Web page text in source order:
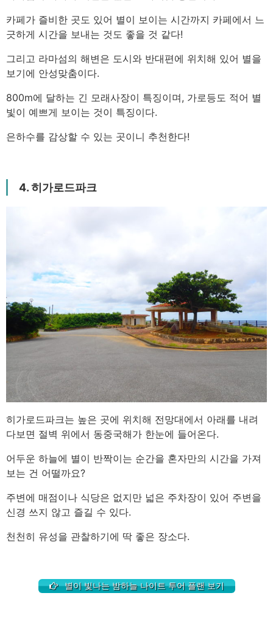
카페가 즐비한 곳도 있어 별이 보이는 시간까지 카페에서 느
긋하게 시간을 보내는 것도 좋을 것 같다!
그리고 라마섬의 해변은 도시와 반대편에 위치해 있어 별을
보기에 안성맞춤이다.
800m에 달하는 긴 모래사장이 특징이며, 가로등도 적어 별
빛이 예쁘게 보이는 것이 특징이다.
은하수를 감상할 수 있는 곳이니 추천한다!
4. 히가로드파크
히가로드파크는 높은 곳에 위치해 전망대에서 아래를 내려
다보면 절벽 위에서 동중국해가 한눈에 들어온다.
어두운 하늘에 별이 반짝이는 순간을 혼자만의 시간을 가져
보는 건 어떨까요?
주변에 매점이나 식당은 없지만 넓은 주차장이 있어 주변을
신경 쓰지 않고 즐길 수 있다.
천천히 유성을 관찰하기에 딱 좋은 장소다.
별이 빛나는 밤하늘 나이트 투어 플랜 보기